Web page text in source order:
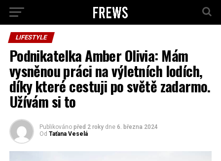
LIFESTYLE
Podnikatelka Amber Olivia: Mám
vysněnou práci na výletních lodích,
díky které cestuji po světě zadarmo.
Užívám si to
Publikováno před 2 roky dne 6. března 2024
Od Taťana Veselá